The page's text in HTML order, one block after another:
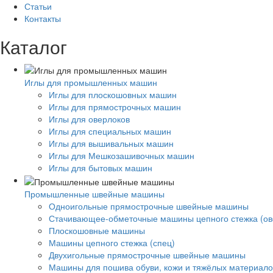
Статьи
Контакты
Каталог
Иглы для промышленных машин
Иглы для плоскошовных машин
Иглы для прямострочных машин
Иглы для оверлоков
Иглы для специальных машин
Иглы для вышивальных машин
Иглы для Мешкозашивочных машин
Иглы для бытовых машин
Промышленные швейные машины
Одноигольные прямострочные швейные машины
Стачивающее-обметочные машины цепного стежка
Плоскошовные машины
Машины цепного стежка (спец)
Двухигольные прямострочные швейные машины
Машины для пошива обуви, кожи и тяжёлых